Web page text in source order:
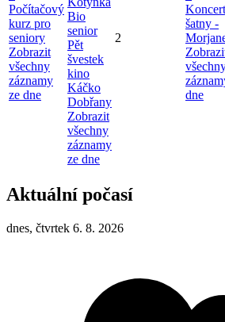
Počítačový
kurz pro
seniory
Zobrazit
všechny
záznamy
ze dne
Bio
senior
Pět
švestek
kino
Káčko
Dobřany
Zobrazit
všechny
záznamy
ze dne
2
šatny -
dne
Aktuální počasí
dnes, čtvrtek 6. 8. 2026